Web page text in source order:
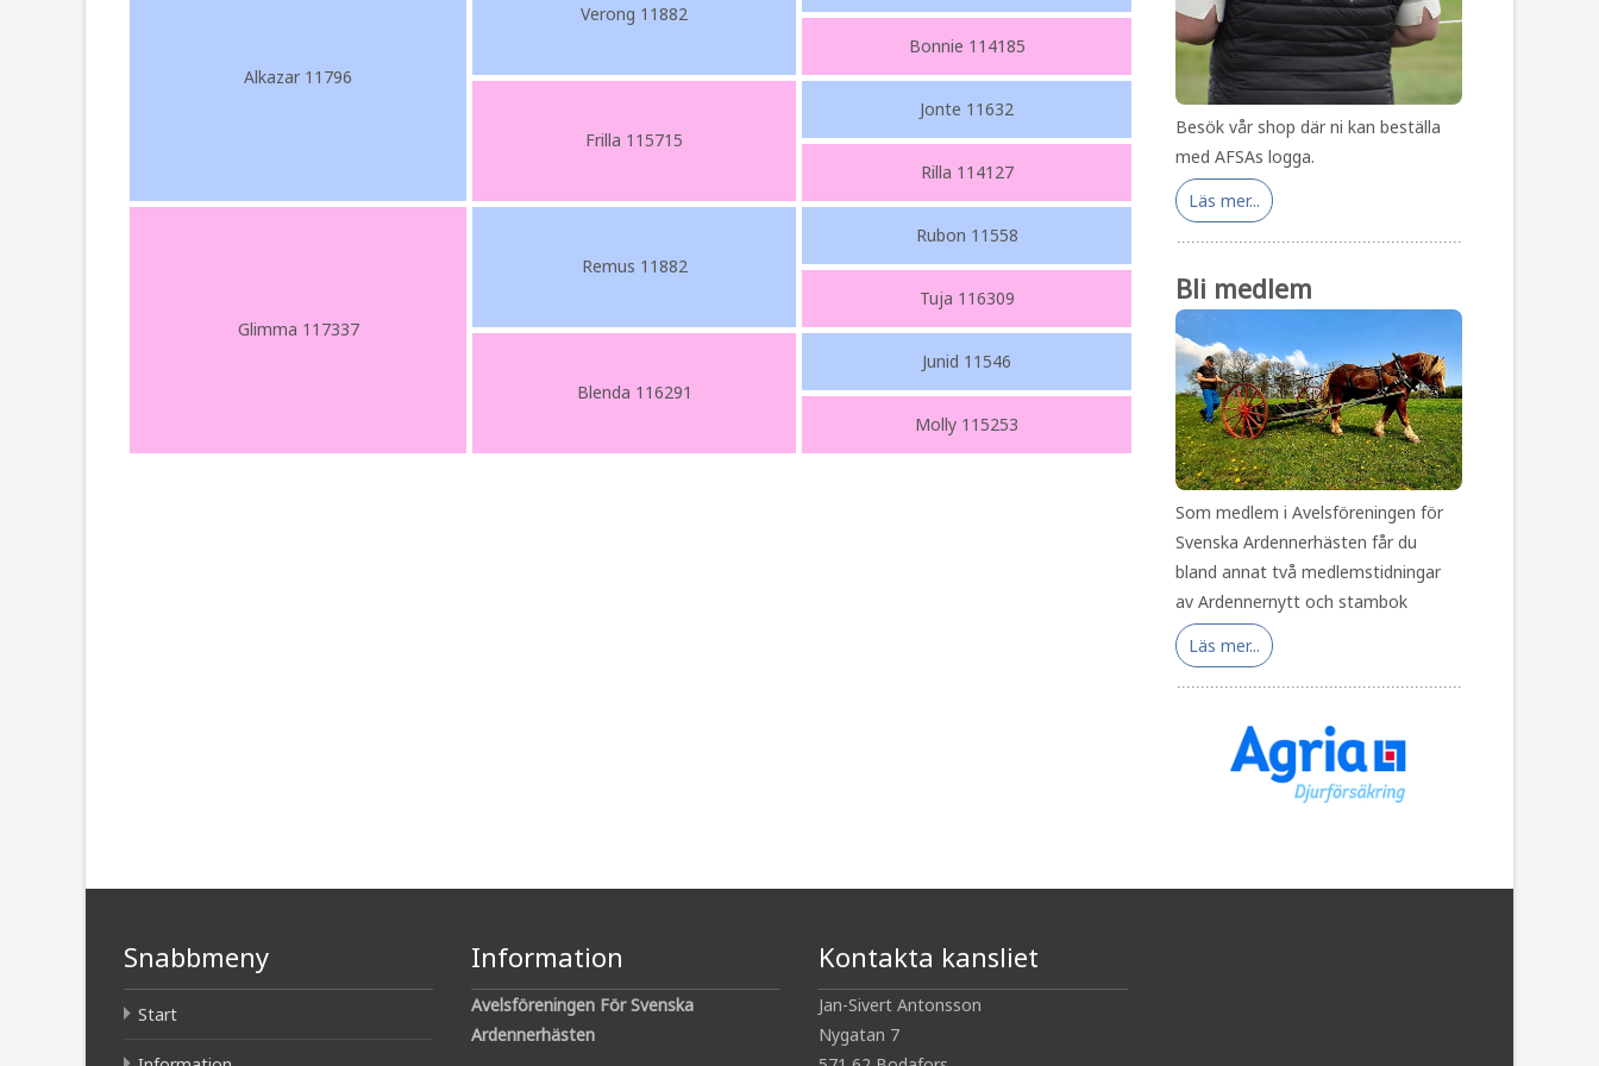
Alkazar 11796
Verong 11882
Bonnie 114185
Frilla 115715
Jonte 11632
Rilla 114127
Glimma 117337
Remus 11882
Rubon 11558
Tuja 116309
Blenda 116291
Junid 11546
Molly 115253
Besök vår shop där ni kan beställa
med AFSAs logga.
Läs mer...
Bli medlem
Som medlem i Avelsföreningen för
Svenska Ardennerhästen får du
bland annat två medlemstidningar
av Ardennernytt och stambok
Läs mer...
Snabbmeny
Start
Information
Avelsföreningen För Svenska
Ardennerhästen
Kontakta kansliet
Jan-Sivert Antonsson
Nygatan 7